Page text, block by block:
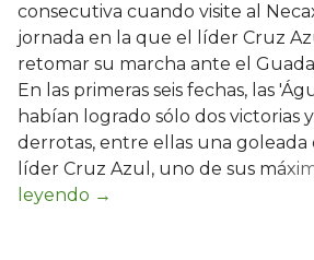
consecutiva cuando visite al
jornada en la que el líder Cruz
retomar su marcha ante el
En las primeras seis fechas, las
habían logrado sólo dos victorias
derrotas, entre ellas una goleada
líder Cruz Azul, uno de sus